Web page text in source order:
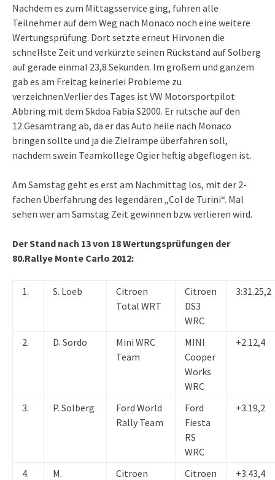
Nachdem es zum Mittagsservice ging, fuhren alle
Teilnehmer auf dem Weg nach Monaco noch eine weitere
Wertungsprüfung. Dort setzte erneut Hirvonen die
schnellste Zeit und verkürzte seinen Rückstand auf Solberg
auf gerade einmal 23,8 Sekunden. Im großem und ganzem
gab es am Freitag keinerlei Probleme zu
verzeichnen.Verlier des Tages ist VW Motorsportpilot
Abbring mit dem Skdoa Fabia S2000. Er rutsche auf den
12.Gesamtrang ab, da er das Auto heile nach Monaco
bringen sollte und ja die Zielrampe überfahren soll,
nachdem swein Teamkollege Ogier heftig abgeflogen ist.
Am Samstag geht es erst am Nachmittag los, mit der 2-
fachen Überfahrung des legendären „Col de Turini“. Mal
sehen wer am Samstag Zeit gewinnen bzw. verlieren wird.
Der Stand nach 13 von 18 Wertungsprüfungen der
80.Rallye Monte Carlo 2012:
1. S. Loeb
Citroen
Total WRT
Citroen
DS3
WRC
3:31.25,2
2. D. Sordo
Mini WRC
Team
MINI
Cooper
Works
WRC
+2.12,4
3. P. Solberg
Ford World
Rally Team
Ford
Fiesta
RS
WRC
+3.19,2
4.
M.
Citroen
Citroen
+3.43,4